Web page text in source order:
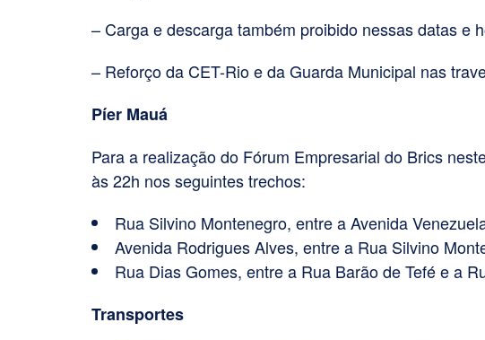
– Carga e descarga também proibido nessas datas e
– Reforço da CET-Rio e da Guarda Municipal nas
Píer Mauá
Para a realização do Fórum Empresarial do Brics
às 22h nos seguintes trechos:
Rua Silvino Montenegro, entre a Avenida
Avenida Rodrigues Alves, entre a Rua Silvino
Rua Dias Gomes, entre a Rua Barão de Tefé e a
Transportes